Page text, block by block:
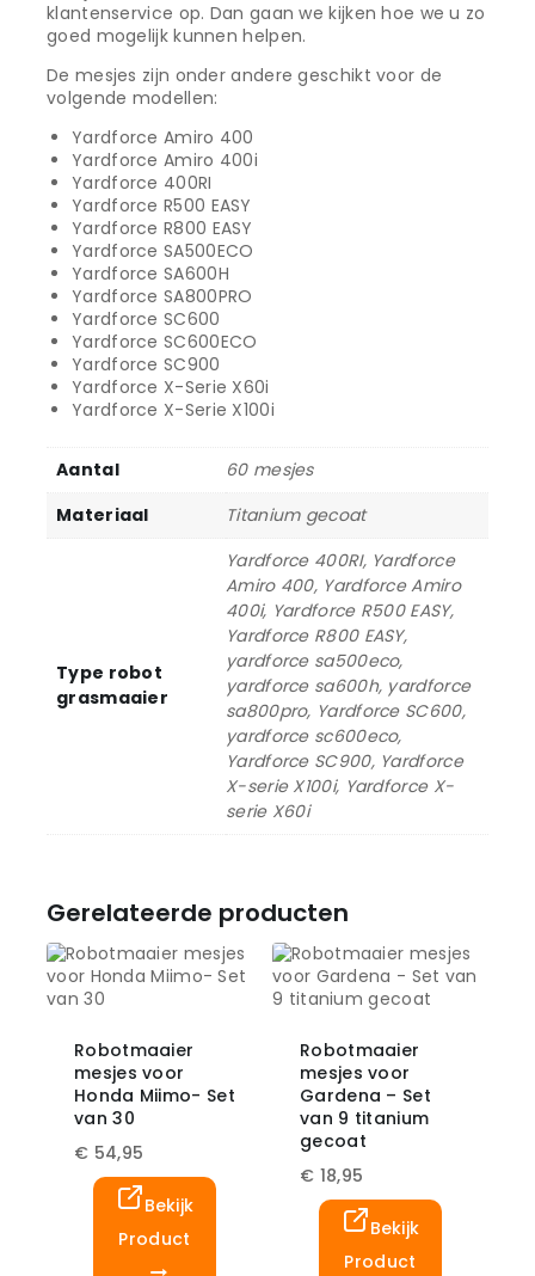
klantenservice op. Dan gaan we kijken hoe we u zo
goed mogelijk kunnen helpen.
De mesjes zijn onder andere geschikt voor de
volgende modellen:
Yardforce Amiro 400
Yardforce Amiro 400i
Yardforce 400RI
Yardforce R500 EASY
Yardforce R800 EASY
Yardforce SA500ECO
Yardforce SA600H
Yardforce SA800PRO
Yardforce SC600
Yardforce SC600ECO
Yardforce SC900
Yardforce X-Serie X60i
Yardforce X-Serie X100i
Aantal
60 mesjes
Materiaal
Titanium gecoat
Type robot
grasmaaier
Yardforce 400RI, Yardforce
Amiro 400, Yardforce Amiro
400i, Yardforce R500 EASY,
Yardforce R800 EASY,
yardforce sa500eco,
yardforce sa600h, yardforce
sa800pro, Yardforce SC600,
yardforce sc600eco,
Yardforce SC900, Yardforce
X-serie X100i, Yardforce X-
serie X60i
Gerelateerde producten
Robotmaaier
mesjes voor
Honda Miimo- Set
van 30
€ 54,95
Bekijk
Product
Robotmaaier
mesjes voor
Gardena – Set
van 9 titanium
gecoat
€ 18,95
Bekijk
Product